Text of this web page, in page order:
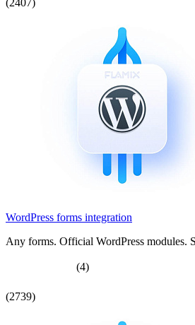
(2407)
WordPress forms integration
Any forms. Official WordPress modules.
(4)
(2739)